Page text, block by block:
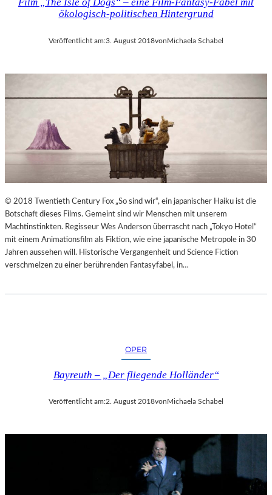
Film „The Isle of Dogs“ – eine Film-Fantasy-Fabel mit
ökologisch-politischen Hintergrund
Veröffentlicht am:3. August 2018vonMichaela Schabel
© 2018 Twentieth Century Fox „So sind wir“, ein japanischer Haiku ist die
Botschaft dieses Films. Gemeint sind wir Menschen mit unserem
Machtinstinkten. Regisseur Wes Anderson überrascht nach „Tokyo Hotel“
mit einem Animationsfilm als Fiktion, wie eine japanische Metropole in 30
Jahren aussehen will. Historische Vergangenheit und Science Fiction
verschmelzen zu einer berührenden Fantasyfabel, in…
OPER
Bayreuth – „Der fliegende Holländer“
Veröffentlicht am:2. August 2018vonMichaela Schabel